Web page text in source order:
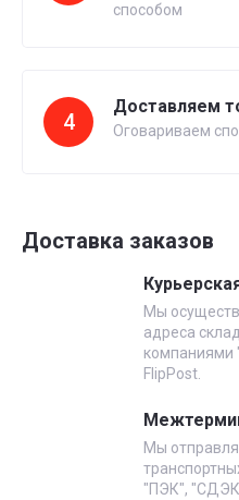
способом
4
Доставляем
Оговариваем
Доставка заказов
Мы
адреса
компаниями
FlipPost.
Мы
"ПЭК",